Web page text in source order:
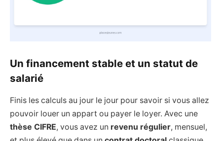
Un financement stable et un statut de
salarié
Finis les calculs au jour le jour pour savoir si vous allez
pouvoir louer un appart ou payer le loyer. Avec une
thèse CIFRE, vous avez un revenu régulier, mensuel,